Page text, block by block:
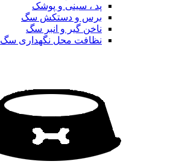
پد ، سینی و پوشک
برس و دستکش سگ
ناخن گیر و انبر سگ
نظافت محل نگهداری سگ